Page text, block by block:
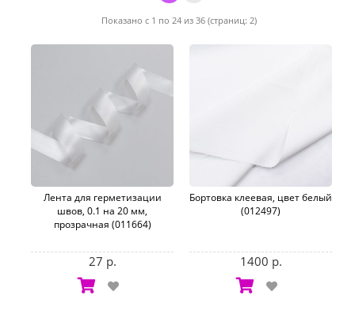
Показано с 1 по 24 из 36 (страниц: 2)
Лента для герметизации
швов, 0.1 на 20 мм,
прозрачная (011664)
27 р.
Бортовка клеевая, цвет белый
(012497)
1400 р.